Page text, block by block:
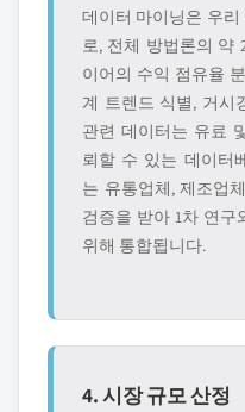
데이터 마이닝은 우
로, 전체 방법론의 약
이어의 수익 점유율
계 트렌드 식별, 거시
관련 데이터는 유료
뢰할 수 있는 데이터
는 유통업체, 제조업
검증을 받아 1차 연구
위해 통합됩니다.
4. 시장 규모 산정